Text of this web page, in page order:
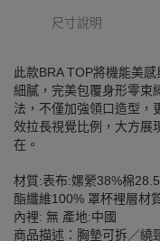
尺寸說明
此款BRA TOP將機能美
細膩，完美包覆身形零束
法，不僅加強領口造型，
效拉長視覺比例，大方展
在。
材質:表布:嫘縈38%棉
酯纖維100% 罩杯裡層材
內裡: 無 產地:中國
商品描述：胸墊可拆／繞